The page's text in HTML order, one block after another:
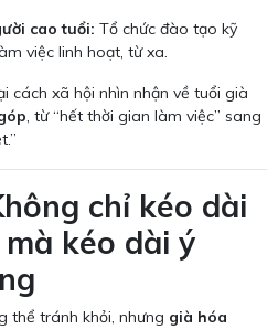
cao tuổi: Tổ chức đào tạo kỹ
việc linh hoạt, từ xa.
cách xã hội nhìn nhận về tuổi già
, từ “hết thời gian làm việc” sang
chỉ kéo dài
kéo dài ý
thể tránh khỏi, nhưng già hóa